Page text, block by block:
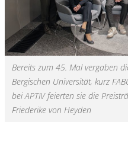
Bereits zum 45. Mal vergaben
Bergischen Universität, kurz
bei APTIV feierten sie die
Friederike von Heyden